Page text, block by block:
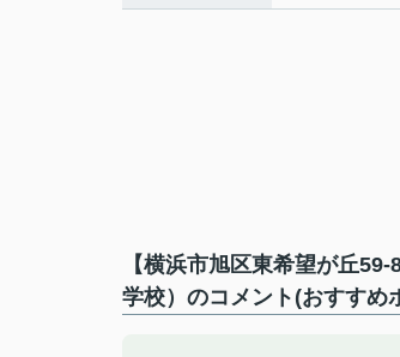
【横浜市旭区東希望が丘
学校）のコメント(おすすめ